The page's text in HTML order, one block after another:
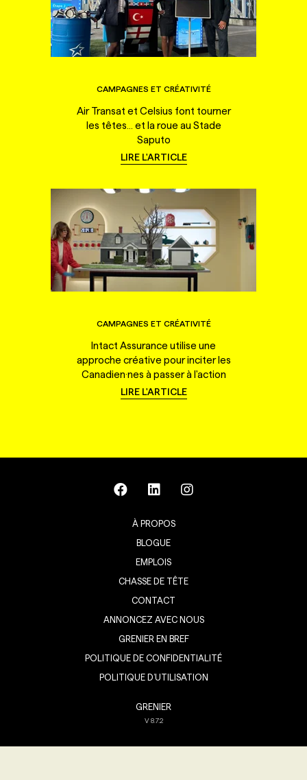
CAMPAGNES ET CRÉATIVITÉ
Air Transat et Celsius font tourner
les têtes... et la roue au Stade
Saputo
LIRE L'ARTICLE
CAMPAGNES ET CRÉATIVITÉ
Intact Assurance utilise une
approche créative pour inciter les
Canadien·nes à passer à l'action
LIRE L'ARTICLE
À PROPOS
BLOGUE
EMPLOIS
CHASSE DE TÊTE
CONTACT
ANNONCEZ AVEC NOUS
GRENIER EN BREF
POLITIQUE DE CONFIDENTIALITÉ
POLITIQUE D’UTILISATION
GRENIER
V8.7.2